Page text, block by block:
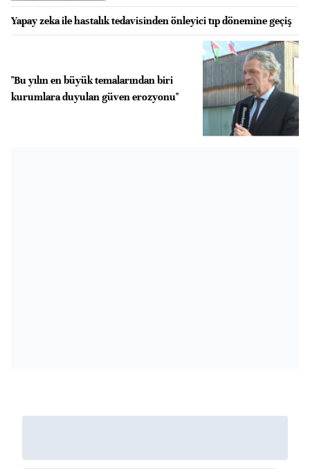
Yapay zeka ile hastalık tedavisinden önleyici tıp dönemine geçiş
"Bu yılın en büyük temalarından biri
kurumlara duyulan güven erozyonu"